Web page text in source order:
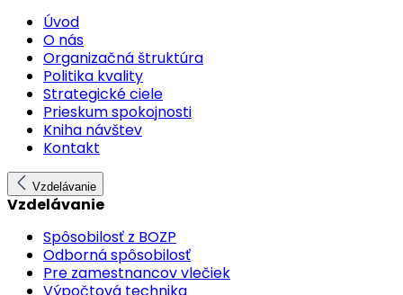
Úvod
O nás
Organizačná štruktúra
Politika kvality
Strategické ciele
Prieskum spokojnosti
Kniha návštev
Kontakt
Vzdelávanie
Vzdelávanie
Spôsobilosť z BOZP
Odborná spôsobilosť
Pre zamestnancov vlečiek